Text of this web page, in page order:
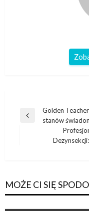
Nawigacja
wpisu
Poprzedni
Golden
stanów
Następny
MOŻE CI SIĘ